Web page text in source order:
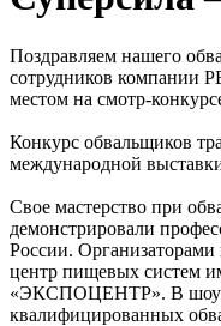
Поздравляем нашего
сотрудников компании
местом на смотр-
Конкурс обвальщиков
международной
Свое мастерство при
демонстрировали
России.
центр пищевых систем
«ЭКСПОЦЕНТР». В шоу
квалифицированных